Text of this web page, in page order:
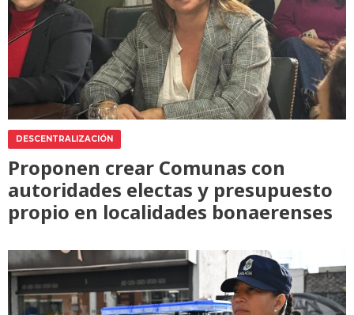
DESCENTRALIZACIÓN
Proponen crear Comunas con
autoridades electas y presupuesto
propio en localidades bonaerenses